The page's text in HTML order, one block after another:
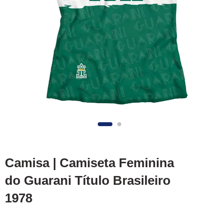
Camisa | Camiseta Feminina
do Guarani Título Brasileiro
1978